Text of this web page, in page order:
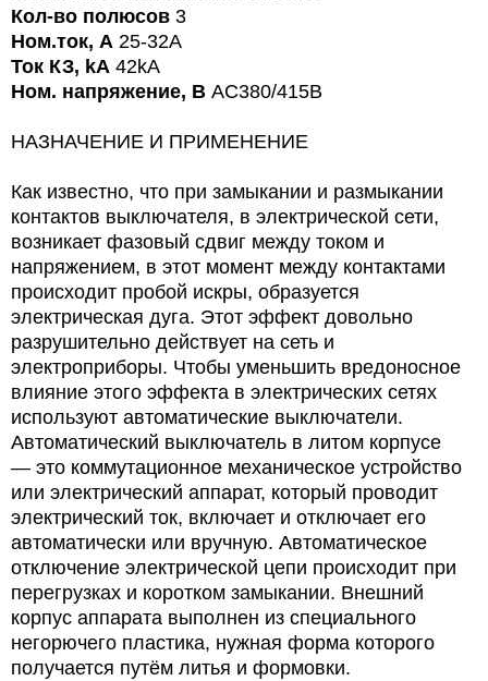
Кол-во полюсов 3
Ном.ток, А 25-32A
Ток КЗ, kA 42kA
Ном. напряжение, В AC380/415В
НАЗНАЧЕНИЕ И ПРИМЕНЕНИЕ
Как известно, что при замыкании и размыкании
контактов выключателя, в электрической сети,
возникает фазовый сдвиг между током и
напряжением, в этот момент между контактами
происходит пробой искры, образуется
электрическая дуга. Этот эффект довольно
разрушительно действует на сеть и
электроприборы. Чтобы уменьшить вредоносное
влияние этого эффекта в электрических сетях
используют автоматические выключатели.
Автоматический выключатель в литом корпусе
— это коммутационное механическое устройство
или электрический аппарат, который проводит
электрический ток, включает и отключает его
автоматически или вручную. Автоматическое
отключение электрической цепи происходит при
перегрузках и коротком замыкании. Внешний
корпус аппарата выполнен из специального
негорючего пластика, нужная форма которого
получается путём литья и формовки.